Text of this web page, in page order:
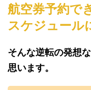
航空券予約で
スケジュール
そんな逆転の発想
思います。